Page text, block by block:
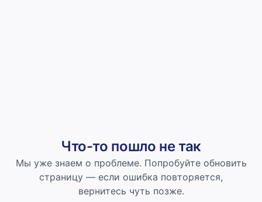
Что-то пошло не так
Мы уже знаем о проблеме. Попробуйте обновить
страницу — если ошибка повторяется,
вернитесь чуть позже.